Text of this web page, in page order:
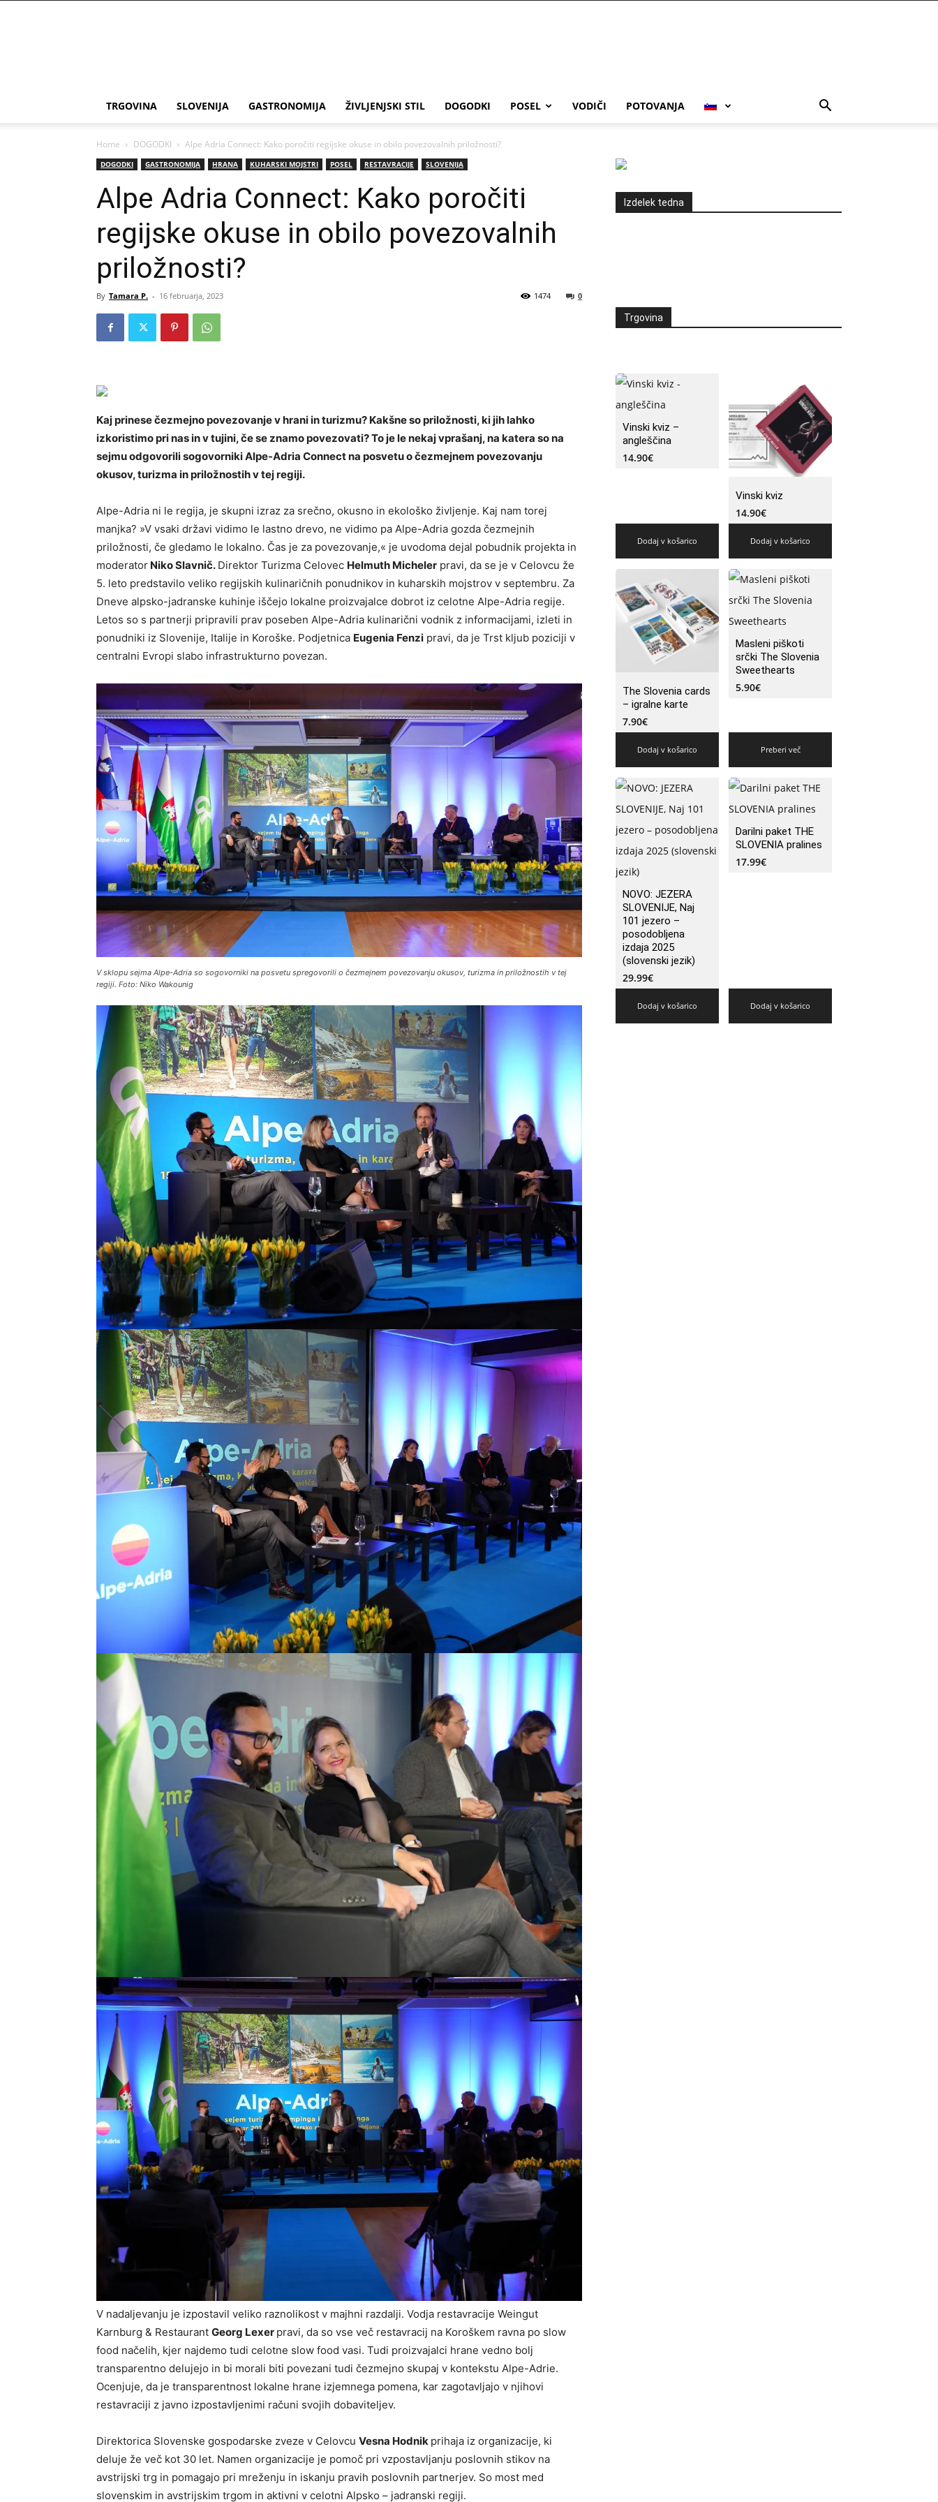
TRGOVINA SLOVENIJA GASTRONOMIJA ŽIVLJENJSKI STIL DOGODKI POSEL VODIČI POTOVANJA
Home DOGODKI Alpe Adria Connect: Kako poročiti regijske okuse in obilo povezovalnih priložnosti?
DOGODKI GASTRONOMIJA HRANA KUHARSKI MOJSTRI POSEL RESTAVRACIJE SLOVENIJA
Alpe Adria Connect: Kako poročiti
regijske okuse in obilo povezovalnih
priložnosti?
By Tamara P. - 16 februarja, 2023 0
1474
Kaj prinese čezmejno povezovanje v hrani in turizmu? Kakšne so priložnosti, ki jih lahko
izkoristimo pri nas in v tujini, če se znamo povezovati? To je le nekaj vprašanj, na katera so na
sejmu odgovorili sogovorniki Alpe-Adria Connect na posvetu o čezmejnem povezovanju
okusov, turizma in priložnostih v tej regiji.
Alpe-Adria ni le regija, je skupni izraz za srečno, okusno in ekološko življenje. Kaj nam torej
manjka? »V vsaki državi vidimo le lastno drevo, ne vidimo pa Alpe-Adria gozda čezmejnih
priložnosti, če gledamo le lokalno. Čas je za povezovanje,« je uvodoma dejal pobudnik projekta in
moderator Niko Slavnič. Direktor Turizma Celovec Helmuth Micheler pravi, da se je v Celovcu že
5. leto predstavilo veliko regijskih kulinaričnih ponudnikov in kuharskih mojstrov v septembru. Za
Dneve alpsko-jadranske kuhinje iščejo lokalne proizvajalce dobrot iz celotne Alpe-Adria regije.
Letos so s partnerji pripravili prav poseben Alpe-Adria kulinarični vodnik z informacijami, izleti in
ponudniki iz Slovenije, Italije in Koroške. Podjetnica Eugenia Fenzi pravi, da je Trst kljub poziciji v
centralni Evropi slabo infrastrukturno povezan.
V sklopu sejma Alpe-Adria so sogovorniki na posvetu spregovorili o čezmejnem povezovanju okusov, turizma in priložnostih v tej
regiji. Foto: Niko Wakounig
V nadaljevanju je izpostavil veliko raznolikost v majhni razdalji. Vodja restavracije Weingut
Karnburg & Restaurant Georg Lexer pravi, da so vse več restavracij na Koroškem ravna po slow
food načelih, kjer najdemo tudi celotne slow food vasi. Tudi proizvajalci hrane vedno bolj
transparentno delujejo in bi morali biti povezani tudi čezmejno skupaj v kontekstu Alpe-Adrie.
Ocenjuje, da je transparentnost lokalne hrane izjemnega pomena, kar zagotavljajo v njihovi
restavraciji z javno izpostavljenimi računi svojih dobaviteljev.
Direktorica Slovenske gospodarske zveze v Celovcu Vesna Hodnik prihaja iz organizacije, ki
deluje že več kot 30 let. Namen organizacije je pomoč pri vzpostavljanju poslovnih stikov na
avstrijski trg in pomagajo pri mreženju in iskanju pravih poslovnih partnerjev. So most med
slovenskim in avstrijskim trgom in aktivni v celotni Alpsko – jadranski regiji.
Izdelek tedna
Trgovina
Vinski kviz –
angleščina
14.90€
Dodaj v košarico
Vinski kviz
14.90€
Dodaj v košarico
The Slovenia cards
– igralne karte
7.90€
Dodaj v košarico
Masleni piškoti
srčki The Slovenia
Sweethearts
5.90€
Preberi več
NOVO: JEZERA
SLOVENIJE, Naj
101 jezero –
posodobljena
izdaja 2025
(slovenski jezik)
29.99€
Dodaj v košarico
Darilni paket THE
SLOVENIA pralines
17.99€
Dodaj v košarico